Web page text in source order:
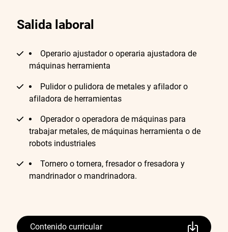
Salida laboral
Operario ajustador o operaria ajustadora de
máquinas herramienta
Pulidor o pulidora de metales y afilador o
afiladora de herramientas
Operador o operadora de máquinas para
trabajar metales, de máquinas herramienta o de
robots industriales
Tornero o tornera, fresador o fresadora y
mandrinador o mandrinadora.
Contenido curricular